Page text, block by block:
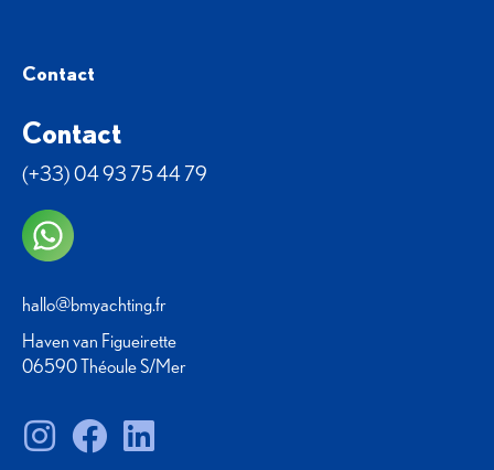
Contact
Contact
(+33) 04 93 75 44 79
hallo@bmyachting.fr
Haven van Figueirette
06590 Théoule S/Mer